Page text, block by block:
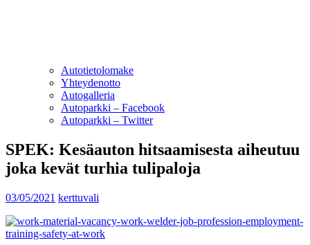
Autotietolomake
Yhteydenotto
Autogalleria
Autoparkki – Facebook
Autoparkki – Twitter
SPEK: Kesäauton hitsaamisesta aiheutuu
joka kevät turhia tulipaloja
03/05/2021 kerttuvali